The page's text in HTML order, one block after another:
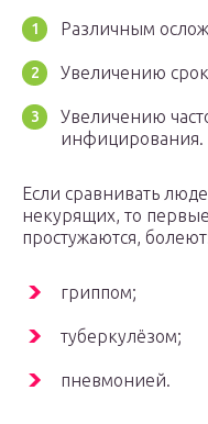
Различным
Увеличению
Увеличению
инфицирования.
Если сравнивать
некурящих, то
простужаются,
гриппом;
туберкулёзом;
пневмонией.